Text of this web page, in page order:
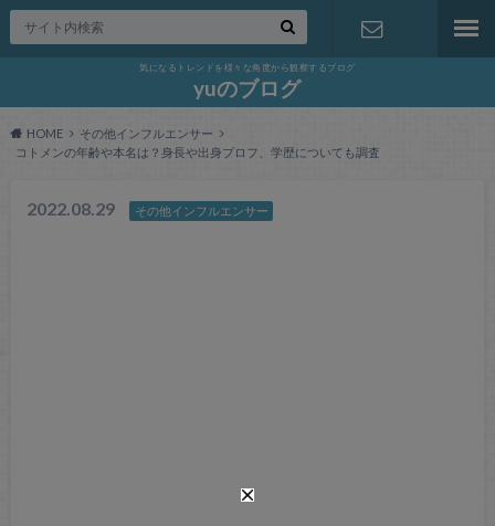
気になるトレンドを様々な角度から観察するブログ
yuのブログ
HOME
その他インフルエンサー
コトメンの年齢や本名は？身長や出身プロフ、学歴についても調査
2022.08.29 その他インフルエンサー